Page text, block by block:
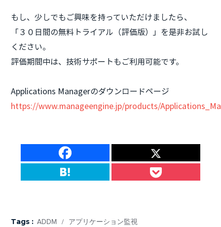
もし、少しでもご興味を持っていただけましたら、
「３０日間の無料トライアル（評価版）」を是非お試し
ください。
評価期間中は、技術サポートもご利用可能です。
Applications Managerのダウンロードページ
https://www.manageengine.jp/products/
Tags : ADDM / アプリケーション監視